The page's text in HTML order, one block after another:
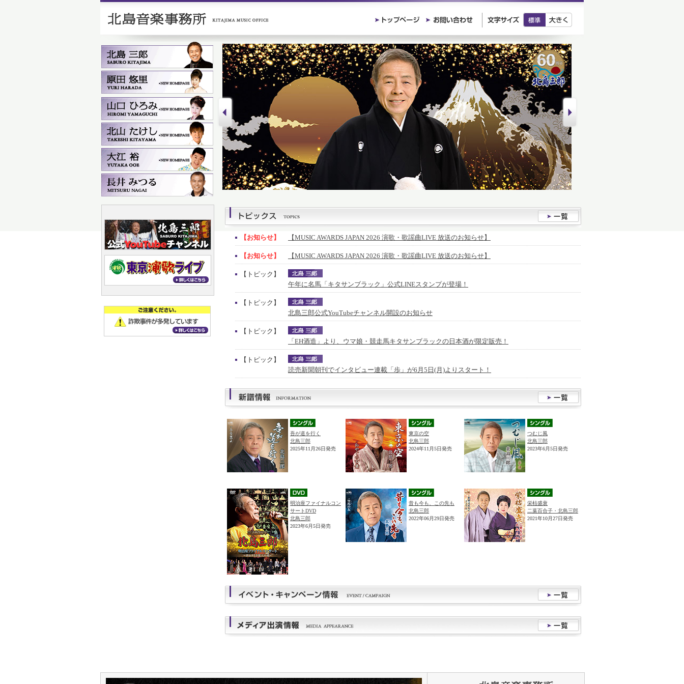
【お知らせ】 【MUSIC AWARDS JAPAN 2026 演歌・歌謡曲LIVE 放送のお知らせ】
【お知らせ】 【MUSIC AWARDS JAPAN 2026 演歌・歌謡曲LIVE 放送のお知らせ】
【トピック】
午年に名馬「キタサンブラック」公式LINEスタンプが登場！
【トピック】
北島三郎公式YouTubeチャンネル開設のお知らせ
【トピック】
「EH酒造」より、ウマ娘・競走馬キタサンブラックの日本酒が限定販売！
【トピック】
読売新聞朝刊でインタビュー連載「歩」が6月5日(月)よりスタート！
吾が道を行く
北島三郎
2025年11月26日発売
東京の空
北島三郎
2024年11月5日発売
つむじ風
北島三郎
2023年6月5日発売
明治座ファイナルコン
サートDVD
北島三郎
2023年6月5日発売
昔も今も、この先も
北島三郎
2022年06月29日発売
栄枯盛衰
二葉百合子・北島三郎
2021年10月27日発売